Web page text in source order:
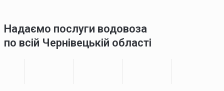
Надаємо послуги водовоза
по всій Чернівецькій області